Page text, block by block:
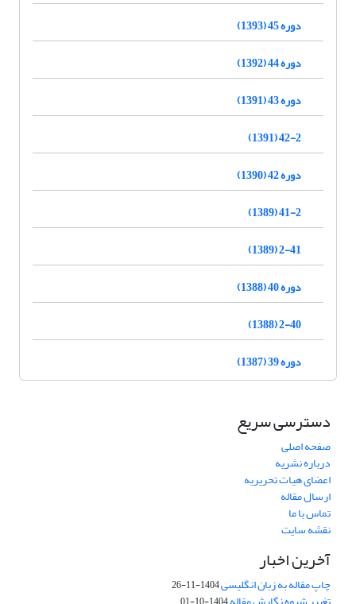
دوره 45 (1393)
دوره 44 (1392)
دوره 43 (1391)
42-2 (1391)
دوره 42 (1390)
41-2 (1389)
2-41 (1389)
دوره 40 (1388)
2-40 (1388)
دوره 39 (1387)
دسترسی سریع
صفحه اصلی
درباره نشریه
اعضای هیات تحریریه
ارسال مقاله
تماس با ما
نقشه سایت
آخرین اخبار
چاپ مقاله به زبان انگلیسی1404-11-26